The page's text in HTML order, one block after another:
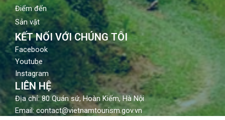
Điểm đến
Sản vật
KẾT NỐI VỚI CHÚNG TÔI
Facebook
Youtube
Instagram
LIÊN HỆ
Địa chỉ: 80 Quán sứ, Hoàn Kiếm, Hà Nội
Email: contact@vietnamtourism.gov.vn